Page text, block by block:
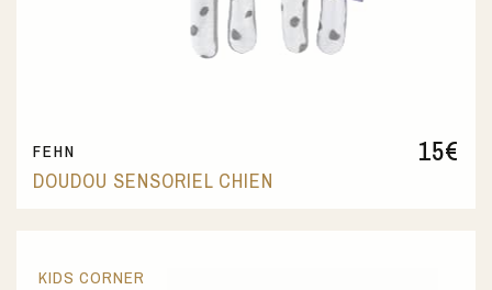
15€
FEHN
DOUDOU SENSORIEL CHIEN
KIDS CORNER